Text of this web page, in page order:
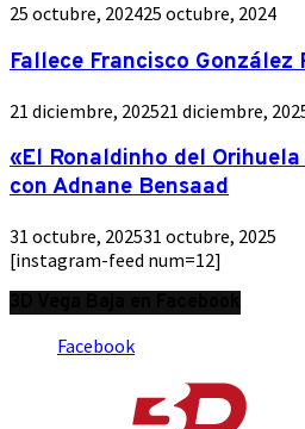
25 octubre, 202425 octubre, 2024
Fallece Francisco González
21 diciembre, 202521 diciembre,
«El Ronaldinho del
con Adnane Bensaad
31 octubre, 202531 octubre, 2025
[instagram-feed num=12]
Facebook